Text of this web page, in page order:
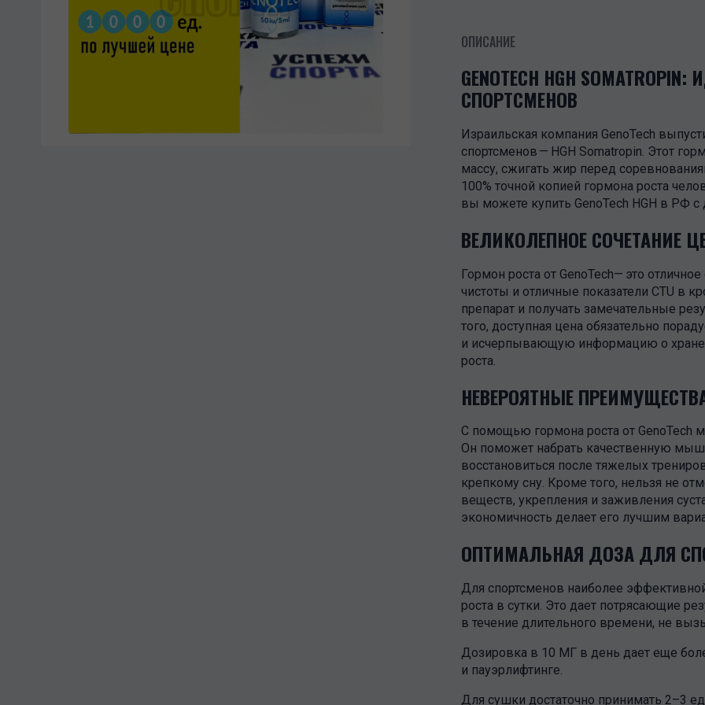
ОПИСАНИЕ
GENOTECH HGH
СПОРТСМЕНОВ
Израильская компания GenoTech
спортсменов — HGH Somatropin. Этот
массу, сжигать жир перед
100% точной копией гормона роста
вы можете купить GenoTech HGH в РФ
ВЕЛИКОЛЕПНОЕ СОЧЕТАНИЕ
Гормон роста от GenoTech— это
чистоты и отличные показатели CTU в
препарат и получать замечательные
того, доступная цена обязательно
и исчерпывающую информацию о
роста.
НЕВЕРОЯТНЫЕ
С помощью гормона роста от GenoTech
Он поможет набрать качественную
восстановиться после тяжелых
крепкому сну. Кроме того, нельзя не
веществ, укрепления и заживления
экономичность делает его лучшим
ОПТИМАЛЬНАЯ ДОЗА ДЛЯ
Для спортсменов наиболее
роста в сутки. Это дает потрясающие
в течение длительного времени, не
Дозировка в 10 МГ в день дает еще
и пауэрлифтинге.
Для сушки достаточно принимать 2–3